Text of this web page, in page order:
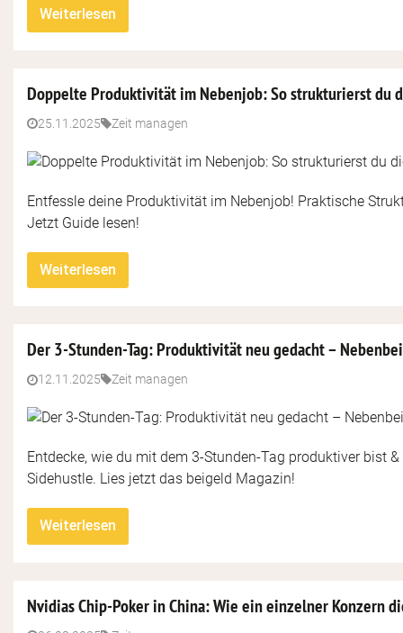
Weiterlesen
Doppelte Produktivität im Nebenjob: So strukturierst du
25.11.2025 Zeit managen
Entfessle deine Produktivität im Nebenjob! Praktische
Jetzt Guide lesen!
Weiterlesen
Der 3-Stunden-Tag: Produktivität neu gedacht –
12.11.2025 Zeit managen
Entdecke, wie du mit dem 3-Stunden-Tag produktiver bist
Sidehustle. Lies jetzt das beigeld Magazin!
Weiterlesen
Nvidias Chip-Poker in China: Wie ein einzelner Konzern